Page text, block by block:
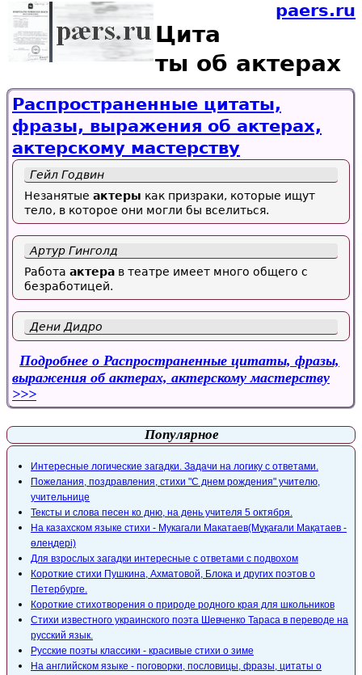
paers.ru
Цита
ты об актерах
Распространенные цитаты,
фразы, выражения об актерах,
актерскому мастерству
Гейл Годвин
Незанятые актеры как призраки, которые ищут
тело, в которое они могли бы вселиться.
Артур Гинголд
Работа актера в театре имеет много общего с
безработицей.
Дени Дидро
Подробнее о Распространенные цитаты, фразы,
выражения об актерах, актерскому мастерству
Популярное
Интересные логические загадки. Задачи на логику с ответами.
Пожелания, поздравления, стихи "С днем рождения" учителю,
учительнице
Тексты и слова песен ко дню, на день учителя 5 октября.
На казахском языке стихи - Мукагали Макатаев(Мұқағали Мақатаев -
өлеңдері)
Для взрослых загадки интересные с ответами с подвохом
Короткие стихи Пушкина, Ахматовой, Блока и других поэтов о
Петербурге.
Короткие стихотворения о природе родного края для школьников
Стихи известного украинского поэта Шевченко Тараса в переводе на
русский язык.
Русские поэты классики - красивые стихи о зиме
На английском языке - поговорки, пословицы, фразы, цитаты о